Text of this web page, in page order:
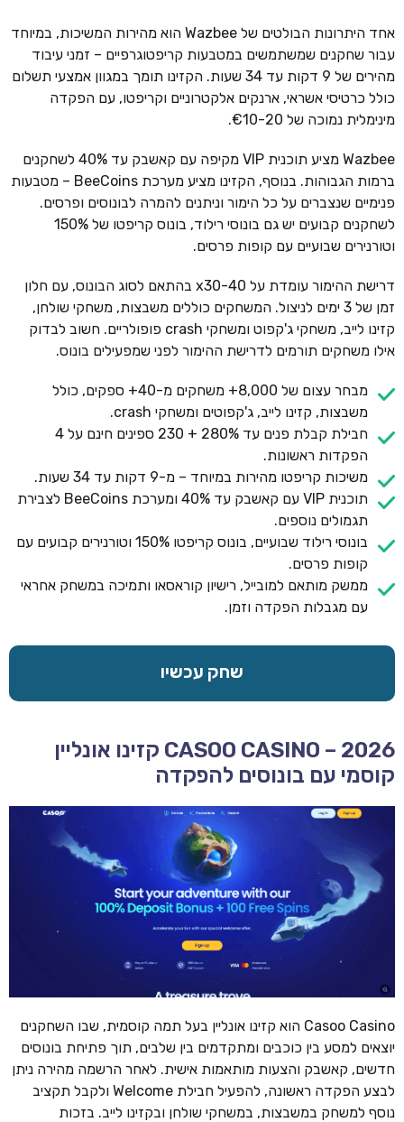
אחד היתרונות הבולטים של Wazbee הוא מהירות המשיכות, במיוחד
עבור שחקנים שמשתמשים במטבעות קריפטוגרפיים – זמני עיבוד
מהירים של 9 דקות עד 34 שעות. הקזינו תומך במגוון אמצעי תשלום
כולל כרטיסי אשראי, ארנקים אלקטרוניים וקריפטו, עם הפקדה
מינימלית נמוכה של €10-20.
Wazbee מציע תוכנית VIP מקיפה עם קאשבק עד 40% לשחקנים
ברמות הגבוהות. בנוסף, הקזינו מציע מערכת BeeCoins – מטבעות
פנימיים שנצברים על כל הימור וניתנים להמרה לבונוסים ופרסים.
לשחקנים קבועים יש גם בונוסי רילוד, בונוס קריפטו של 150%
וטורנירים שבועיים עם קופות פרסים.
דרישת ההימור עומדת על x30-40 בהתאם לסוג הבונוס, עם חלון
זמן של 3 ימים לניצול. המשחקים כוללים משבצות, משחקי שולחן,
קזינו לייב, משחקי ג'קפוט ומשחקי crash פופולריים. חשוב לבדוק
אילו משחקים תורמים לדרישת ההימור לפני שמפעילים בונוס.
מבחר עצום של 8,000+ משחקים מ-40+ ספקים, כולל
משבצות, קזינו לייב, ג'קפוטים ומשחקי crash.
חבילת קבלת פנים עד 280% + 230 ספינים חינם על 4
הפקדות ראשונות.
משיכות קריפטו מהירות במיוחד – מ-9 דקות עד 34 שעות.
תוכנית VIP עם קאשבק עד 40% ומערכת BeeCoins לצבירת
תגמולים נוספים.
בונוסי רילוד שבועיים, בונוס קריפטו 150% וטורנירים קבועים עם
קופות פרסים.
ממשק מותאם למובייל, רישיון קוראסאו ותמיכה במשחק אחראי
עם מגבלות הפקדה וזמן.
שחק עכשיו
CASOO CASINO – 2026 קזינו אונליין
קוסמי עם בונוסים להפקדה
Casoo Casino הוא קזינו אונליין בעל תמה קוסמית, שבו השחקנים
יוצאים למסע בין כוכבים ומתקדמים בין שלבים, תוך פתיחת בונוסים
חדשים, קאשבק והצעות מותאמות אישית. לאחר הרשמה מהירה ניתן
לבצע הפקדה ראשונה, להפעיל חבילת Welcome ולקבל תקציב
נוסף למשחק במשבצות, במשחקי שולחן ובקזינו לייב. בזכות